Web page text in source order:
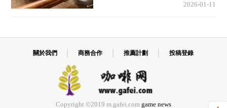
2026-01-11
關於我們 商務合作 推薦計劃 投稿登錄
Copyright ©2019 m.gafei.com game news